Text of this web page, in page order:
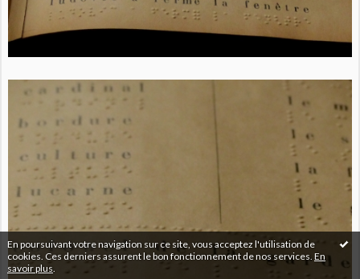
En poursuivant votre navigation sur ce site, vous acceptez l'utilisation de
cookies. Ces derniers assurent le bon fonctionnement de nos services. En
savoir plus